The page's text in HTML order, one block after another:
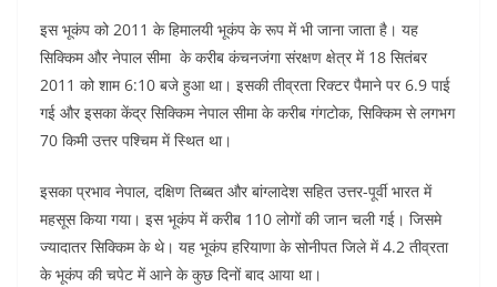
इस भूकंप को 2011 के हिमालयी भूकंप के रूप में भी जाना जाता है। यह
सिक्किम और नेपाल सीमा के करीब कंचनजंगा संरक्षण क्षेत्र में 18 सितंबर
2011 को शाम 6:10 बजे हुआ था। इसकी तीव्रता रिक्टर पैमाने पर 6.9 पाई
गई और इसका केंद्र सिक्किम नेपाल सीमा के करीब गंगटोक, सिक्किम से लगभग
70 किमी उत्तर पश्चिम में स्थित था।
इसका प्रभाव नेपाल, दक्षिण तिब्बत और बांग्लादेश सहित उत्तर-पूर्वी भारत में
महसूस किया गया। इस भूकंप में करीब 110 लोगों की जान चली गई। जिसमे
ज्यादातर सिक्किम के थे। यह भूकंप हरियाणा के सोनीपत जिले में 4.2 तीव्रता
के भूकंप की चपेट में आने के कुछ दिनों बाद आया था।